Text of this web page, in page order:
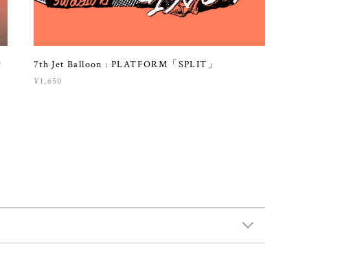
7th Jet Balloon : PLATFORM「SPLIT」
¥1,650